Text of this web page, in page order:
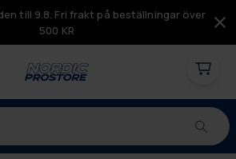
till 9.8. Fri frakt på beställningar över
500 KR